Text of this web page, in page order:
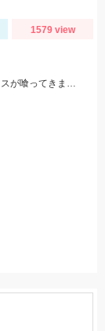
1579 view
スタッフ木村の釣果。チビキャロスワンプに良型のカマスが喰ってきました。